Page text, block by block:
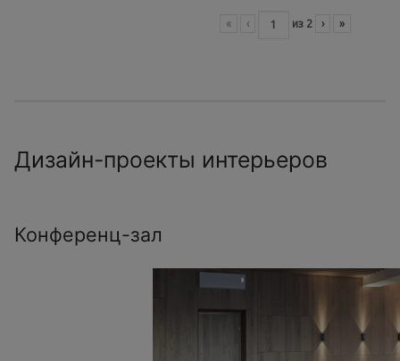
« ‹ из 2 › »
Дизайн-проекты интерьеров
Конференц-зал